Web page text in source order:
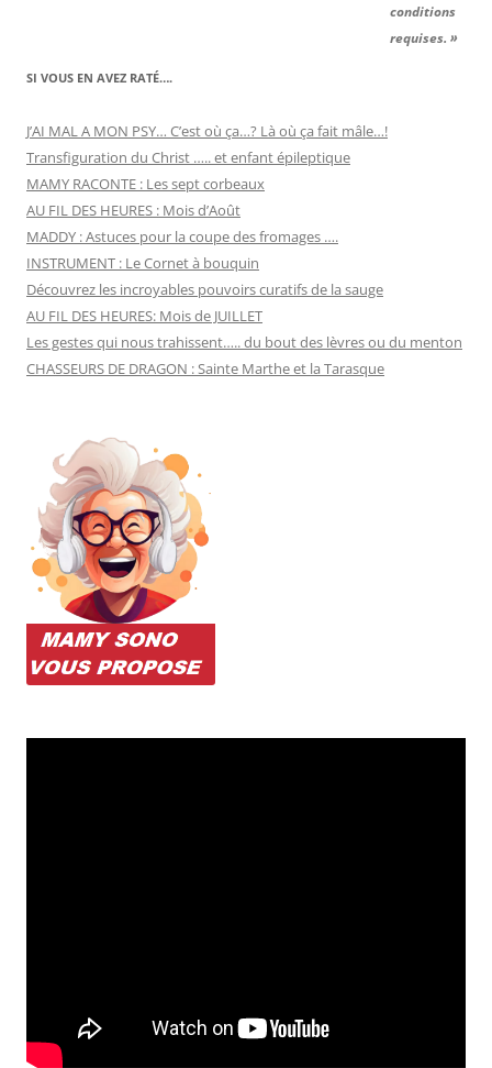
conditions
requises. »
SI VOUS EN AVEZ RATÉ….
J’AI MAL A MON PSY… C’est où ça…? Là où ça fait mâle…!
Transfiguration du Christ ….. et enfant épileptique
MAMY RACONTE : Les sept corbeaux
AU FIL DES HEURES : Mois d’Août
MADDY : Astuces pour la coupe des fromages ….
INSTRUMENT : Le Cornet à bouquin
Découvrez les incroyables pouvoirs curatifs de la sauge
AU FIL DES HEURES: Mois de JUILLET
Les gestes qui nous trahissent….. du bout des lèvres ou du menton
CHASSEURS DE DRAGON : Sainte Marthe et la Tarasque